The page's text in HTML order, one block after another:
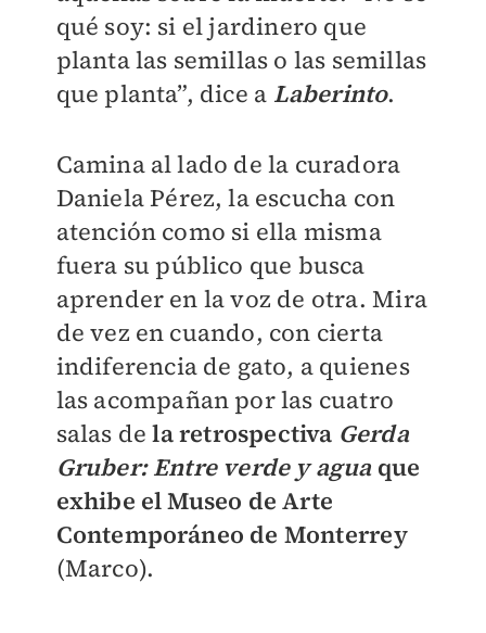
qué soy: si el jardinero que
planta las semillas o las semillas
que planta”, dice a Laberinto.
Camina al lado de la curadora
Daniela Pérez, la escucha con
atención como si ella misma
fuera su público que busca
aprender en la voz de otra. Mira
de vez en cuando, con cierta
indiferencia de gato, a quienes
las acompañan por las cuatro
salas dela retrospectiva Gerda
Gruber: Entre verde y aguaque
exhibe el Museo de Arte
Contemporáneo de Monterrey
(Marco).